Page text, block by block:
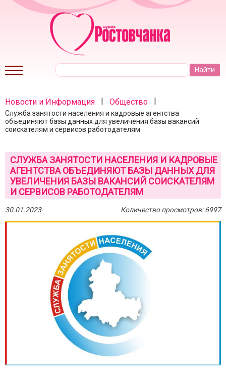
Новости и Информация | Общество |
Служба занятости населения и кадровые агентства
объединяют базы данных для увеличения базы вакансий
соискателям и сервисов работодателям
СЛУЖБА ЗАНЯТОСТИ НАСЕЛЕНИЯ И КАДРОВЫЕ
АГЕНТСТВА ОБЪЕДИНЯЮТ БАЗЫ ДАННЫХ ДЛЯ
УВЕЛИЧЕНИЯ БАЗЫ ВАКАНСИЙ СОИСКАТЕЛЯМ
И СЕРВИСОВ РАБОТОДАТЕЛЯМ
30.01.2023 Количество просмотров: 6997